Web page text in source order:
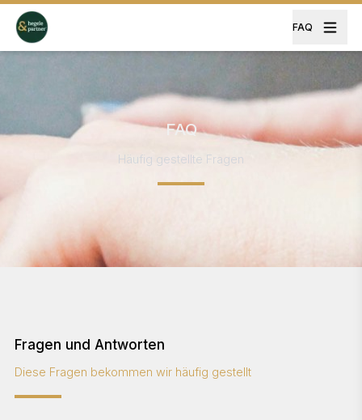
FAQ
FAQ
Häufig gestellte Fragen
Fragen und Antworten
Diese Fragen bekommen wir häufig gestellt